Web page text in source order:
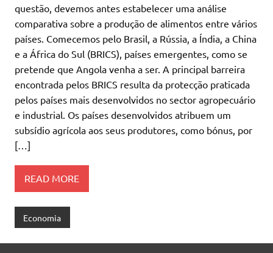
questão, devemos antes estabelecer uma análise
comparativa sobre a produção de alimentos entre vários
países. Comecemos pelo Brasil, a Rússia, a Índia, a China
e a África do Sul (BRICS), países emergentes, como se
pretende que Angola venha a ser. A principal barreira
encontrada pelos BRICS resulta da protecção praticada
pelos países mais desenvolvidos no sector agropecuário
e industrial. Os países desenvolvidos atribuem um
subsídio agrícola aos seus produtores, como bónus, por
[…]
READ MORE
Economia